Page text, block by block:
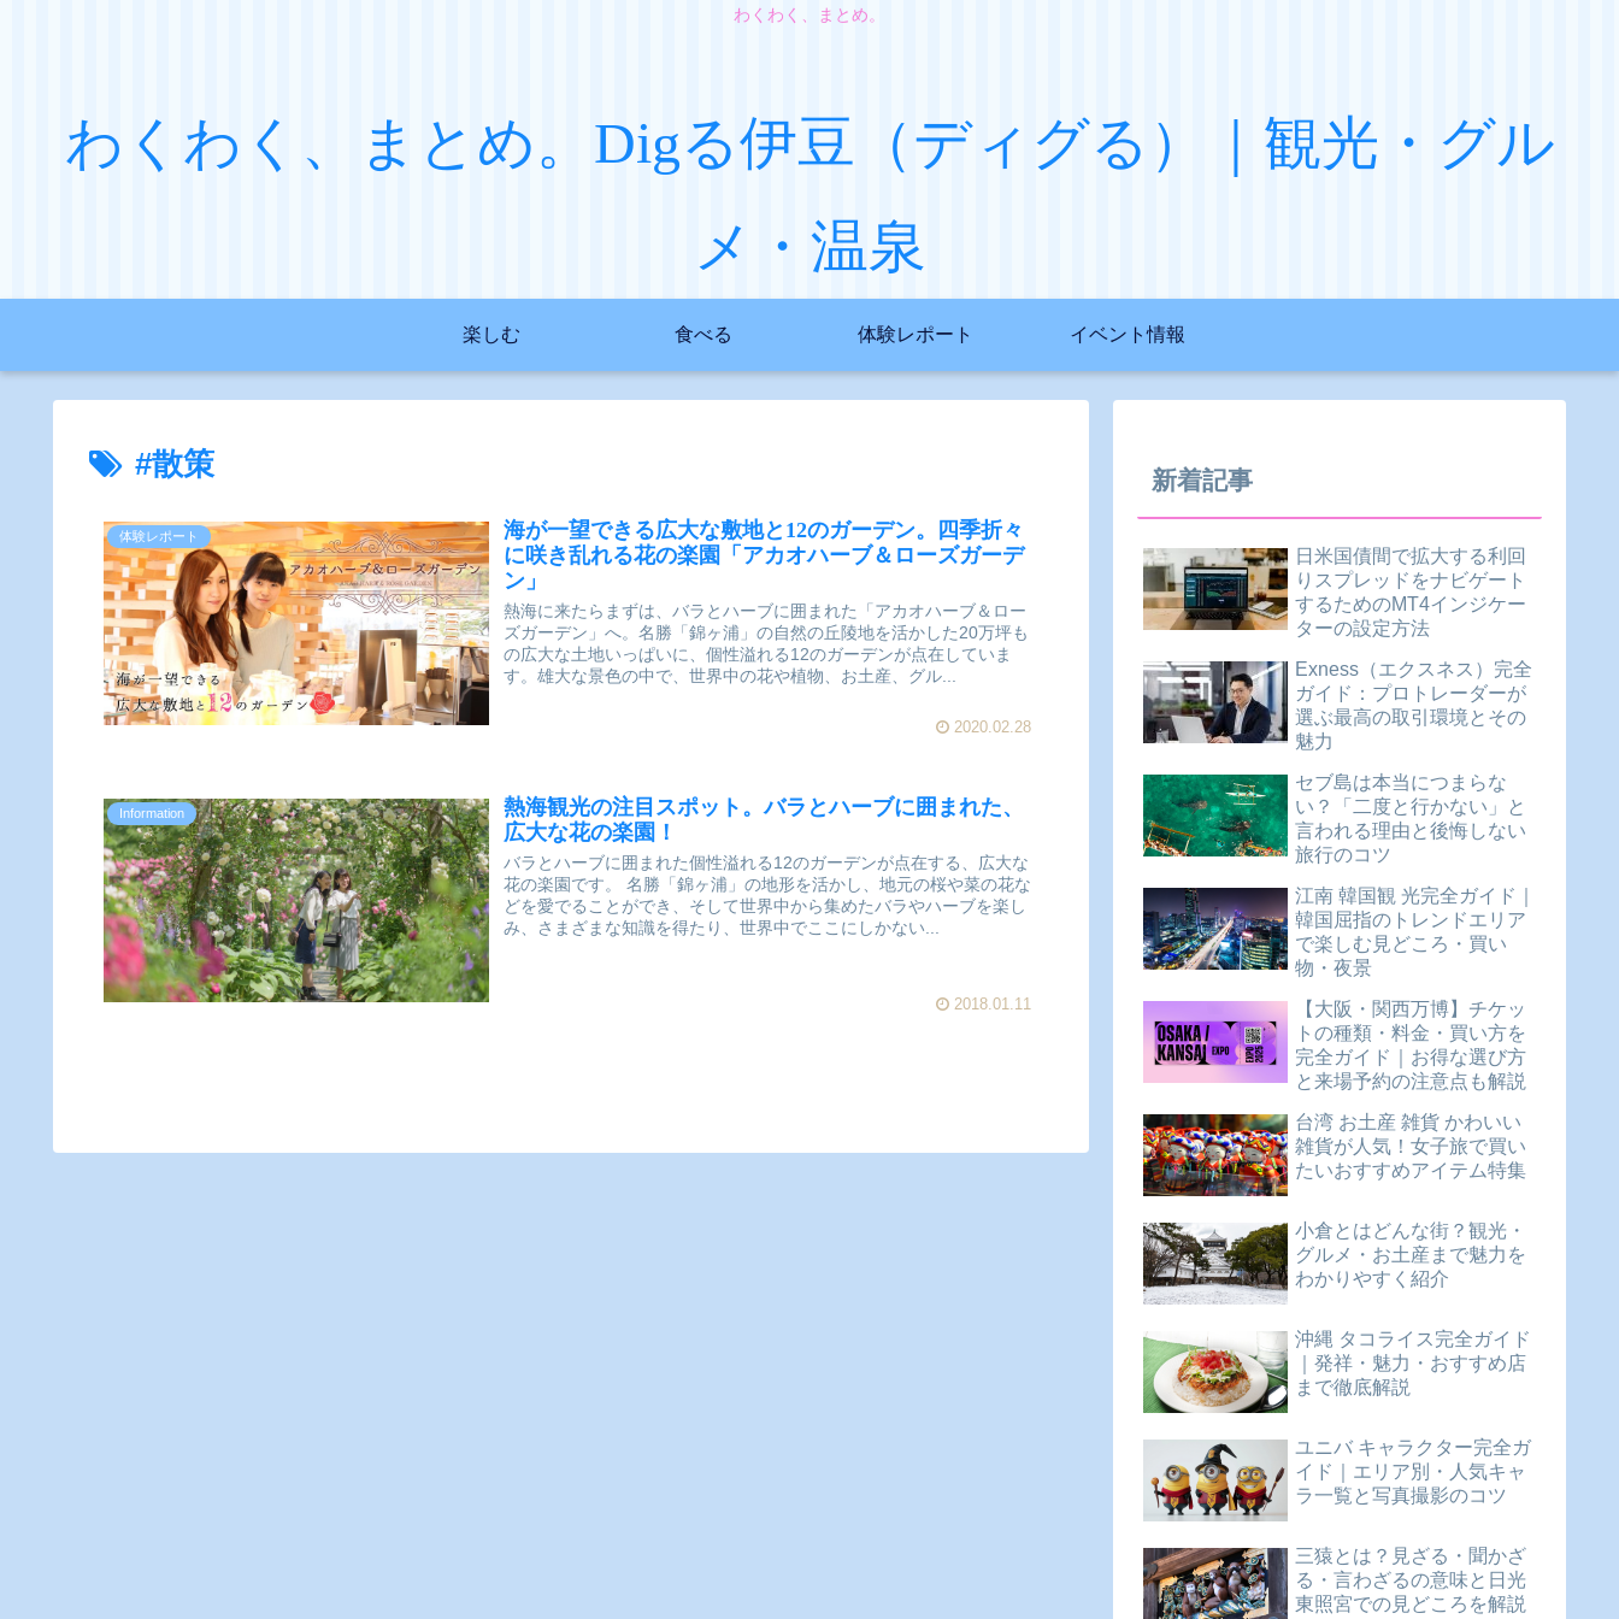
わくわく、まとめ。
わくわく、まとめ。Digる伊豆（ディグる）｜観光・グル
メ・温泉
楽しむ 食べる 体験レポート イベント情報
#散策
体験レポート
海が一望できる広大な敷地と12のガーデン。四季折々
に咲き乱れる花の楽園「アカオハーブ＆ローズガーデ
ン」
熱海に来たらまずは、バラとハーブに囲まれた「アカオハーブ＆ロー
ズガーデン」へ。名勝「錦ヶ浦」の自然の丘陵地を活かした20万坪も
の広大な土地いっぱいに、個性溢れる12のガーデンが点在していま
す。雄大な景色の中で、世界中の花や植物、お土産、グル...
2020.02.28
Information
熱海観光の注目スポット。バラとハーブに囲まれた、
広大な花の楽園！
バラとハーブに囲まれた個性溢れる12のガーデンが点在する、広大な
花の楽園です。 名勝「錦ヶ浦」の地形を活かし、地元の桜や菜の花な
どを愛でることができ、そして世界中から集めたバラやハーブを楽し
み、さまざまな知識を得たり、世界中でここにしかない...
2018.01.11
新着記事
日米国債間で拡大する利回
りスプレッドをナビゲート
するためのMT4インジケー
ターの設定方法
Exness（エクスネス）完全
ガイド：プロトレーダーが
選ぶ最高の取引環境とその
魅力
セブ島は本当につまらな
い？「二度と行かない」と
言われる理由と後悔しない
旅行のコツ
江南 韓国観 光完全ガイド｜
韓国屈指のトレンドエリア
で楽しむ見どころ・買い
物・夜景
【大阪・関西万博】チケッ
トの種類・料金・買い方を
完全ガイド｜お得な選び方
と来場予約の注意点も解説
台湾 お土産 雑貨 かわいい
雑貨が人気！女子旅で買い
たいおすすめアイテム特集
小倉とはどんな街？観光・
グルメ・お土産まで魅力を
わかりやすく紹介
沖縄 タコライス完全ガイド
｜発祥・魅力・おすすめ店
まで徹底解説
ユニバ キャラクター完全ガ
イド｜エリア別・人気キャ
ラ一覧と写真撮影のコツ
三猿とは？見ざる・聞かざ
る・言わざるの意味と日光
東照宮での見どころを解説